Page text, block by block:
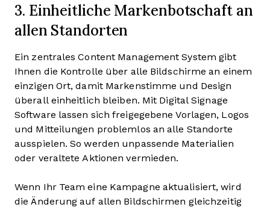
3. Einheitliche Markenbotschaft an
allen Standorten
Ein zentrales Content Management System gibt
Ihnen die Kontrolle über alle Bildschirme an einem
einzigen Ort, damit Markenstimme und Design
überall einheitlich bleiben. Mit Digital Signage
Software lassen sich freigegebene Vorlagen, Logos
und Mitteilungen problemlos an alle Standorte
ausspielen. So werden unpassende Materialien
oder veraltete Aktionen vermieden.
Wenn Ihr Team eine Kampagne aktualisiert, wird
die Änderung auf allen Bildschirmen gleichzeitig